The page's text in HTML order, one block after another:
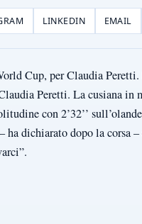
LINKEDIN EMAIL
Cup, per Claudia
Peretti. La cusiana
con 2’32’’
dichiarato dopo la corsa –